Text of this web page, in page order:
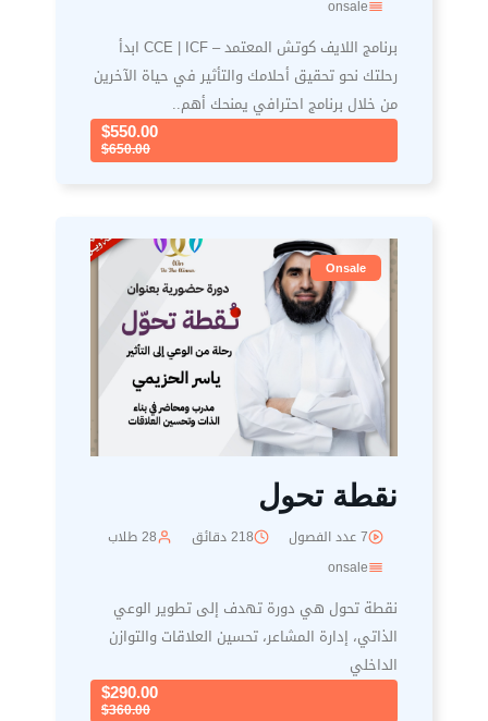
onsale
برنامج اللايف كوتش المعتمد – CCE | ICF ابدأ
رحلتك نحو تحقيق أحلامك والتأثير في حياة الآخرين
من خلال برنامج احترافي يمنحك أهم..
$550.00
$650.00
Onsale
نقطة تحول
7 عدد الفصول 218 دقائق
28 طلاب
onsale
نقطة تحول هي دورة تهدف إلى تطوير الوعي
الذاتي، إدارة المشاعر، تحسين العلاقات والتوازن
الداخلي
$290.00
$360.00